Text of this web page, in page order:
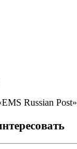
Russian Post»